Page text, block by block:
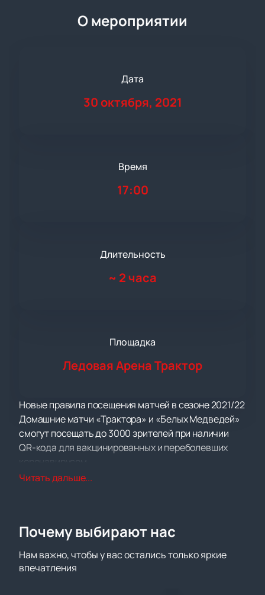
О мероприятии
Дата
30 октября, 2021
Время
17:00
Длительность
~ 2 часа
Площадка
Ледовая Арена Трактор
Новые правила посещения матчей в сезоне 2021/22
Домашние матчи «Трактора» и «Белых Медведей»
смогут посещать до 3000 зрителей при наличии
QR-кода для вакцинированных и переболевших
Решение принято по согласованию с
коронавирусной инфекции
Барс» сыграют друг с другом в рамках регулярного
хоккейного турнира Континентальной Хоккейной
Читать дальше...
Почему выбирают нас
Нам важно, чтобы у вас остались только яркие
впечатления